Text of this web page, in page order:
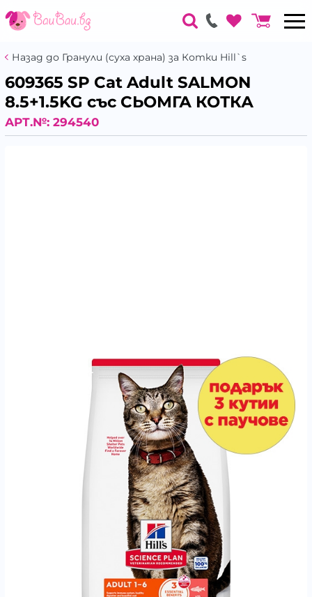
Назад до Гранули (суха храна) за Котки Hill`s
609365 SP Cat Adult SALMON
8.5+1.5KG със СЬОМГА КОТКА
АРТ.№: 294540